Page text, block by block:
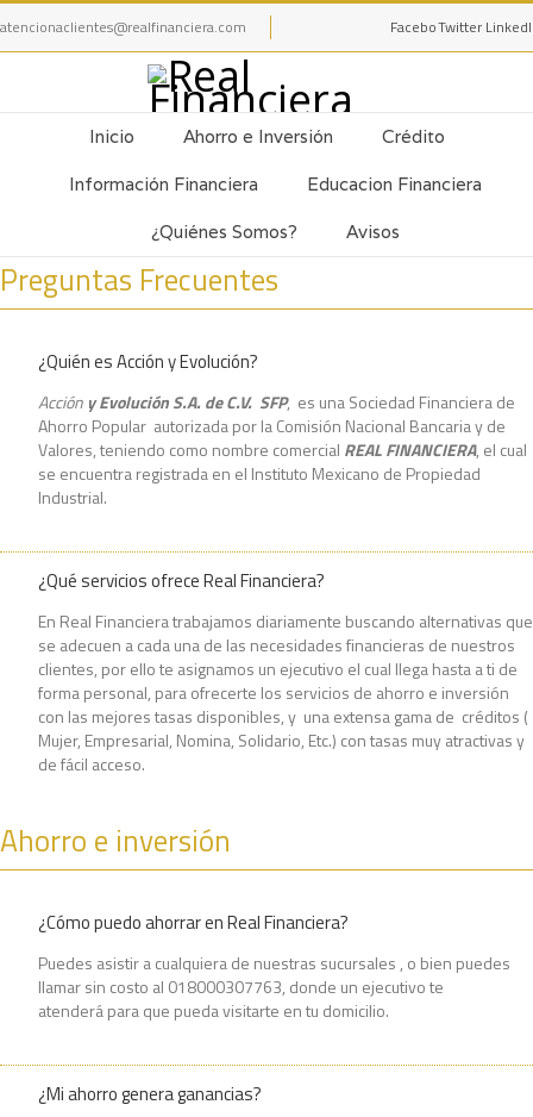
atencionaclientes@realfinanciera.com FacebookTwitter
Inicio Ahorro e Inversión Crédito
Información Financiera Educacion Financiera
¿Quiénes Somos? Avisos
Preguntas Frecuentes
¿Quién es Acción y Evolución?
Acción y Evolución S.A. de C.V. SFP, es una Sociedad Financiera de
Ahorro Popular autorizada por la Comisión Nacional Bancaria y de
Valores, teniendo como nombre comercial REAL FINANCIERA, el cual
se encuentra registrada en el Instituto Mexicano de Propiedad
Industrial.
¿Qué servicios ofrece Real Financiera?
En Real Financiera trabajamos diariamente buscando alternativas que
se adecuen a cada una de las necesidades financieras de nuestros
clientes, por ello te asignamos un ejecutivo el cual llega hasta a ti de
forma personal, para ofrecerte los servicios de ahorro e inversión
con las mejores tasas disponibles, y una extensa gama de créditos (
Mujer, Empresarial, Nomina, Solidario, Etc.) con tasas muy atractivas y
de fácil acceso.
Ahorro e inversión
¿Cómo puedo ahorrar en Real Financiera?
Puedes asistir a cualquiera de nuestras sucursales , o bien puedes
llamar sin costo al 018000307763, donde un ejecutivo te
atenderá para que pueda visitarte en tu domicilio.
¿Mi ahorro genera ganancias?